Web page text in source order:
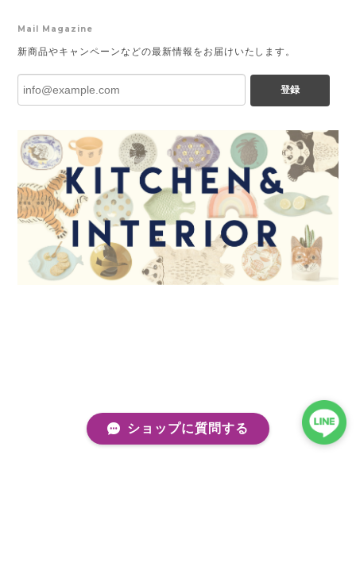
Mail Magazine
新商品やキャンペーンなどの最新情報をお届けいたします。
登録
ショップに質問する